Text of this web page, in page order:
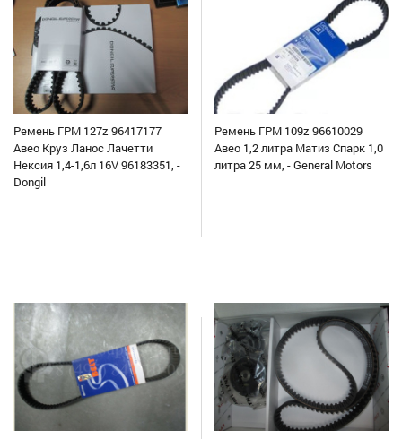
Ремень ГРМ 127z 96417177
Авео Круз Ланос Лачетти
Нексия 1,4-1,6л 16V 96183351, -
Dongil
Ремень ГРМ 109z 96610029
Авео 1,2 литра Матиз Спарк 1,0
литра 25 мм, - General Motors